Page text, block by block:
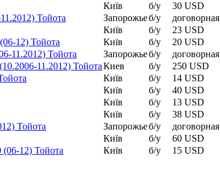
Київ б/у
30 USD
Тойота
Запорожьеб/у
договорная
Київ б/у
23 USD
12) Тойота
Київ б/у
20 USD
11.2012) Тойота
Запорожьеб/у
договорная
11.2012) ТойотаКиев б/у
250 USD
Київ б/у
14 USD
Київ б/у
40 USD
Київ б/у
13 USD
Київ б/у
38 USD
Тойота
Запорожьеб/у
договорная
Київ б/у
60 USD
(06-12) Тойота
Київ б/у 15 USD